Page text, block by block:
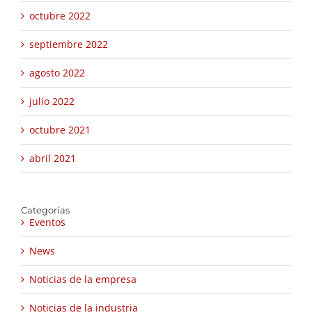
octubre 2022
septiembre 2022
agosto 2022
julio 2022
octubre 2021
abril 2021
Categorías
Eventos
News
Noticias de la empresa
Noticias de la industria